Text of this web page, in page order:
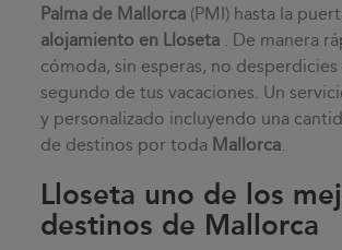
Palma de Mallorca (PMI) hasta la
alojamiento en Lloseta . De manera
cómoda, sin esperas, no desperdicies
segundo de tus vacaciones. Un
y personalizado incluyendo una
de destinos por toda Mallorca.
Lloseta uno de los
destinos de Mallorca